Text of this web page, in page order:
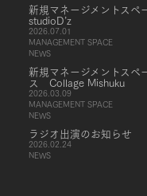
新規マネージメントスペ
studioD’z
2026.07.01
MANAGEMENT SPACE
NEWS
新規マネージメントスペ
ス Collage Mishuku
2026.03.09
MANAGEMENT SPACE
NEWS
ラジオ出演のお知らせ
2026.02.24
NEWS